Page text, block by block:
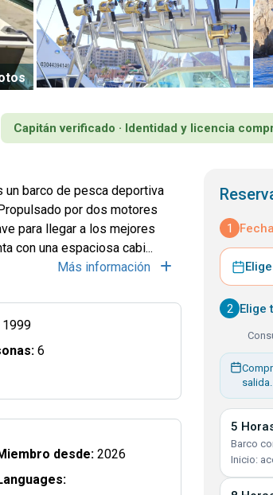
Capitán verificado · Identidad y licencia
un barco de pesca deportiva
por dos motores
para llegar a los mejores
con una espaciosa cabi...
Más información
6
desde:2026
1
2 Elige
salida.
5
Barco
Inicio: